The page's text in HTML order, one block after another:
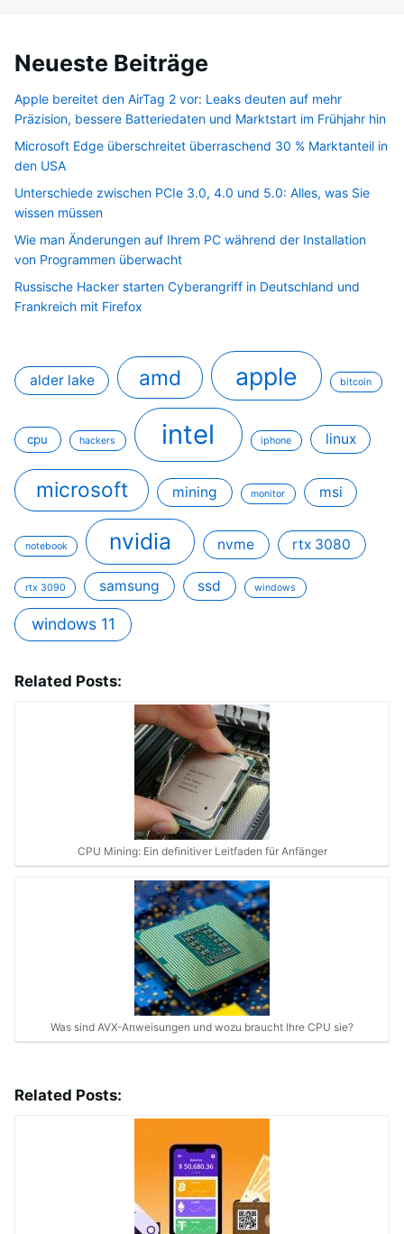
Neueste Beiträge
Apple bereitet den AirTag 2 vor: Leaks deuten auf mehr
Präzision, bessere Batteriedaten und Marktstart im Frühjahr hin
Microsoft Edge überschreitet überraschend 30 % Marktanteil in
den USA
Unterschiede zwischen PCIe 3.0, 4.0 und 5.0: Alles, was Sie
wissen müssen
Wie man Änderungen auf Ihrem PC während der Installation
von Programmen überwacht
Russische Hacker starten Cyberangriff in Deutschland und
Frankreich mit Firefox
alder lake amd apple bitcoin
cpu hackers intel iphone linux
microsoft mining monitor msi
notebook nvidia nvme rtx 3080
rtx 3090 samsung ssd windows
windows 11
Related Posts:
CPU Mining: Ein definitiver Leitfaden für Anfänger
Was sind AVX-Anweisungen und wozu braucht Ihre CPU sie?
Related Posts: